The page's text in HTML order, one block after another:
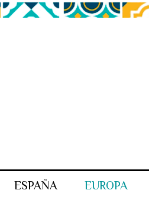
ESPAÑA EUROPA